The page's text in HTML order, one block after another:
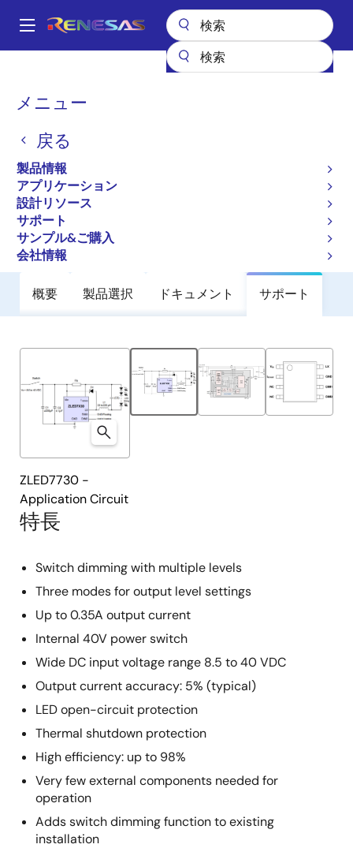
ン
Main
メニュー
戻る
製品情報
アプリケーション
設計リソース
サポート
サンプル&ご購入
会社情報
パ
く
ず
ZLED7730
ZLED7730
廃止品
High Current 40V LED Driver with
Switch Dimming
概要 製品選択 ドキュメント サポート
特長
Switch dimming with multiple levels
Three modes for output level settings
Up to 0.35A output current
Internal 40V power switch
Wide DC input voltage range 8.5 to 40 VDC
Output current accuracy: 5% (typical)
LED open-circuit protection
Thermal shutdown protection
High efficiency: up to 98%
Very few external components needed for
operation
Adds switch dimming function to existing
installation
ZLED7730 -
Application Circuit